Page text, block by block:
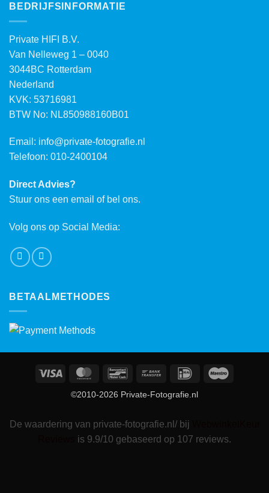
BEDRIJFSINFORMATIE
Private HIFI B.V.
Van Nelleweg 1 – 0040
3044BC Rotterdam
Nederland
KVK: 53716981
BTW No: NL850988160B01
Email: info@private-fotografie.nl
Telefoon: 010-2400104
Direct Advies?
Stuur ons een email of bel ons.
Volg ons op Social Media:
BETAALMETHODES
Visa MasterCardBancontactBank
IDeal
©2010-2026 Private-Fotografie.nl
De waardering van private-fotografie.nl/ bij
is 9.9/10 gebaseerd op 107 reviews.